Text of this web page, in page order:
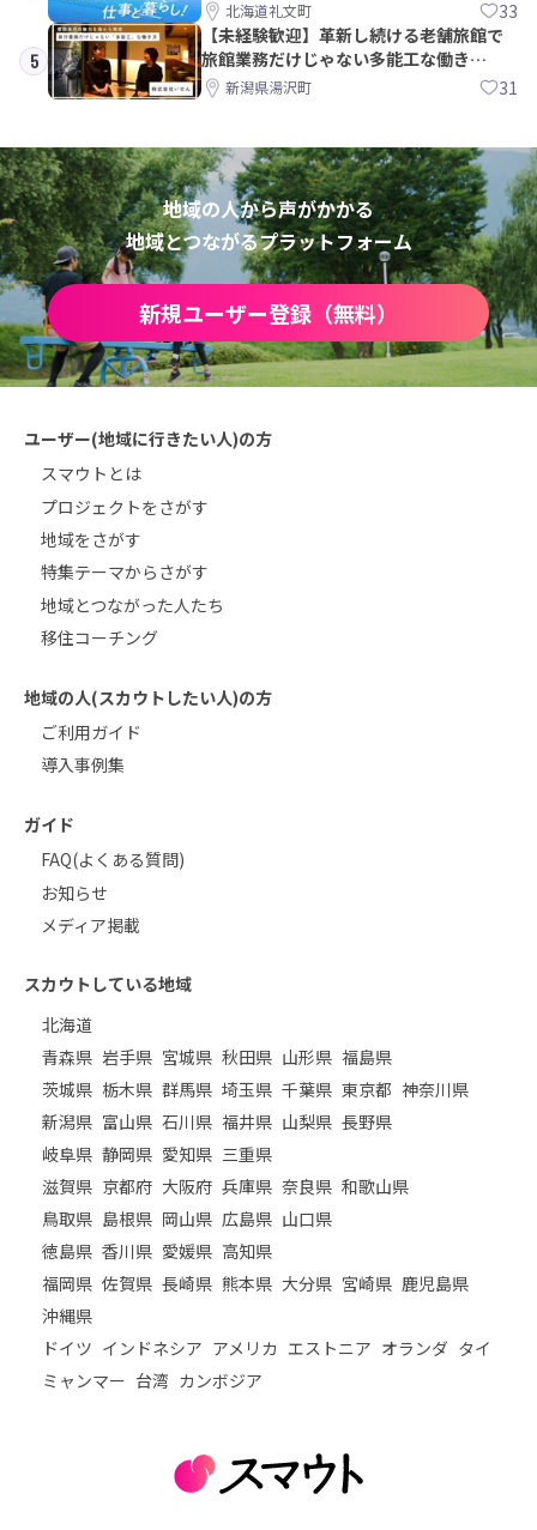
北海道礼文町 33
5
【未経験歓迎】革新し続ける老舗旅館で
旅館業務だけじゃない多能工な働き
方。 株式会社いせん
新潟県湯沢町 31
地域の人から声がかかる
地域とつながるプラットフォーム
新規ユーザー登録（無料）
ユーザー(地域に行きたい人)の方
スマウトとは
プロジェクトをさがす
地域をさがす
特集テーマからさがす
地域とつながった人たち
移住コーチング
地域の人(スカウトしたい人)の方
ご利用ガイド
導入事例集
ガイド
FAQ(よくある質問)
お知らせ
メディア掲載
スカウトしている地域
北海道
青森県 岩手県 宮城県 秋田県 山形県 福島県
茨城県 栃木県 群馬県 埼玉県 千葉県 東京都 神奈川県
新潟県 富山県 石川県 福井県 山梨県 長野県
岐阜県 静岡県 愛知県 三重県
滋賀県 京都府 大阪府 兵庫県 奈良県 和歌山県
鳥取県 島根県 岡山県 広島県 山口県
徳島県 香川県 愛媛県 高知県
福岡県 佐賀県 長崎県 熊本県 大分県 宮崎県 鹿児島県
沖縄県
ドイツ インドネシア アメリカ エストニア オランダ タイ
ミャンマー 台湾 カンボジア